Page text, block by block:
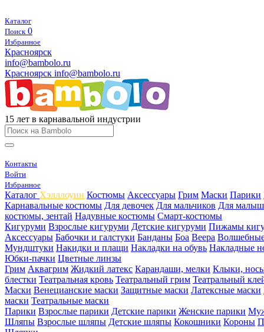
Каталог
Поиск 0
Избранное
Красноярск
info@bambolo.ru
Красноярск info@bambolo.ru
15 лет в карнавальной индустрии
Контакты
Войти
Избранное
Каталог Хэлллоуин Костюмы Аксессуары Грим Маски Парики
Карнавальные костюмы Для девочек Для мальчиков Для
костюмы, зентай Надувные костюмы Смарт-костюмы
Кигуруми Взрослые кигуруми Детские кигуруми Пижамы
Аксессуары Бабочки и галстуки Банданы Боа Веера
Мундштуки Накидки и плащи Накладки на обувь Накладные
Юбки-пачки Цветные линзы
Грим Аквагрим Жидкий латекс Карандаши, мелки Клыки,
блестки Театральная кровь Театральный грим Театральный
Маски Венецианские маски Защитные маски Латексные маски
маски Театральные маски
Парики Взрослые парики Детские парики Женские парики
Шляпы Взрослые шляпы Детские шляпы Кокошники Короны